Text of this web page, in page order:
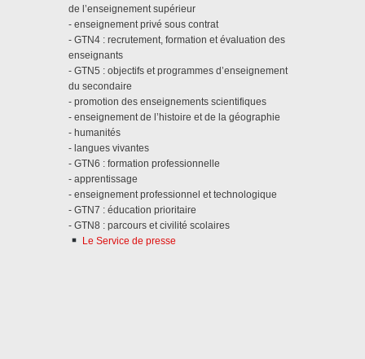
de l’enseignement supérieur
- enseignement privé sous contrat
- GTN4 : recrutement, formation et évaluation des
enseignants
- GTN5 : objectifs et programmes d’enseignement
du secondaire
- promotion des enseignements scientifiques
- enseignement de l’histoire et de la géographie
- humanités
- langues vivantes
- GTN6 : formation professionnelle
- apprentissage
- enseignement professionnel et technologique
- GTN7 : éducation prioritaire
- GTN8 : parcours et civilité scolaires
Le Service de presse